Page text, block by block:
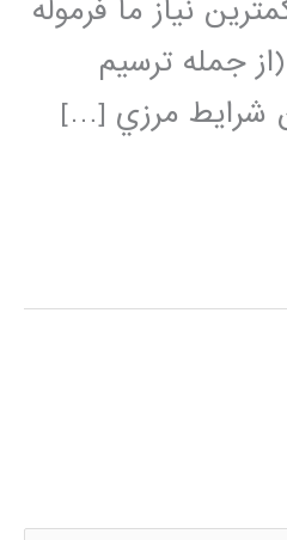
نياز ما فرموله
كردن مسائل PDE (از جمله ترسيم
شرايط مرزي […]